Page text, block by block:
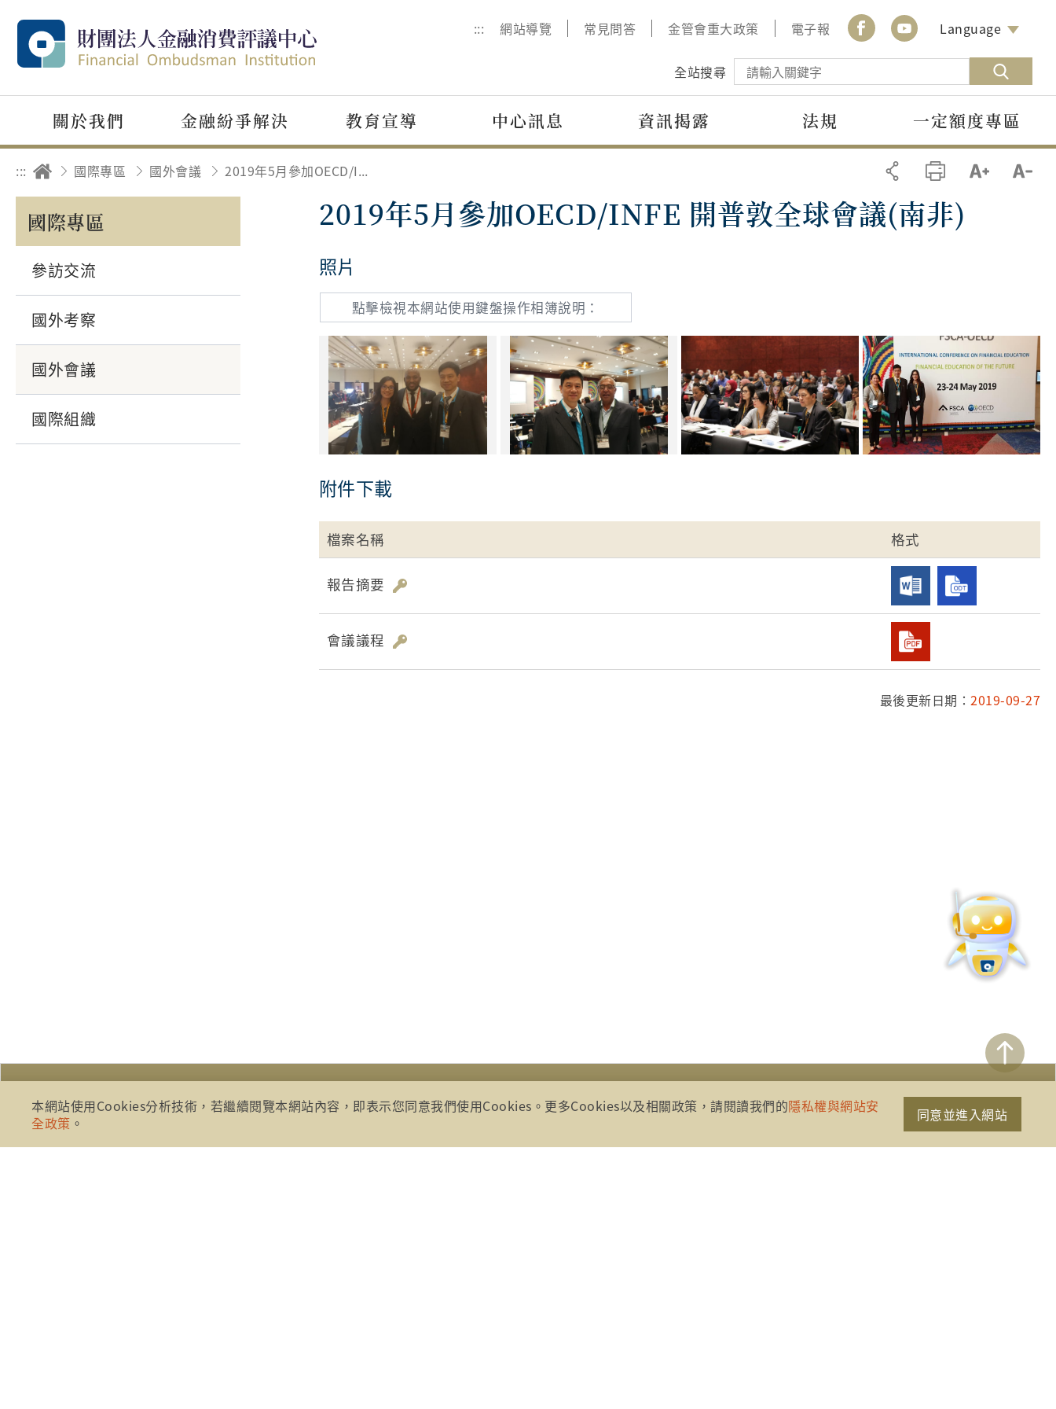
::: 網站導覽 常見問答 金管會重大政策 電子報 Language
全站搜尋
關於我們 金融紛爭解決 教育宣導 中心訊息 資訊揭露 法規 一定額度專區
::: 國際專區 國外會議 2019年5月參加OECD/INFE 開普敦全球會議(南非)
國際專區
參訪交流
國外考察
國外會議
國際組織
2019年5月參加OECD/INFE 開普敦全球會議(南非)
照片
點擊檢視本網站使用鍵盤操作相簿說明：
附件下載
檔案名稱 格式
報告摘要
會議議程
最後更新日期： 2019-09-27
本網站使用Cookies分析技術，若繼續閱覽本網站內容，即表示您同意我們使用Cookies。更多Cookies以及相關政策，請閱讀我們的隱私權與網站安
全政策 。 同意並進入網站